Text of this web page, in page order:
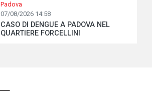
Padova
07/08/2026 14:58
CASO DI DENGUE A PADOVA NEL
QUARTIERE FORCELLINI